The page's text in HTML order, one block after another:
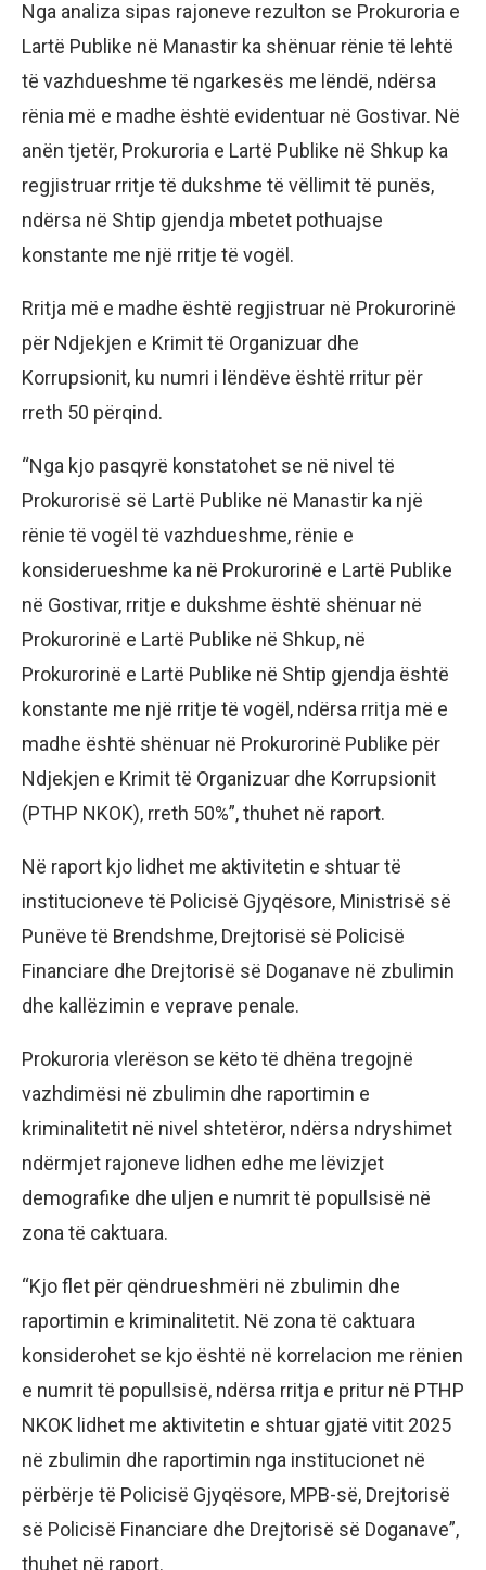
Nga analiza sipas rajoneve rezulton se Prokuroria e
Lartë Publike në Manastir ka shënuar rënie të lehtë
të vazhdueshme të ngarkesës me lëndë, ndërsa
rënia më e madhe është evidentuar në Gostivar. Në
anën tjetër, Prokuroria e Lartë Publike në Shkup ka
regjistruar rritje të dukshme të vëllimit të punës,
ndërsa në Shtip gjendja mbetet pothuajse
konstante me një rritje të vogël.
Rritja më e madhe është regjistruar në Prokurorinë
për Ndjekjen e Krimit të Organizuar dhe
Korrupsionit, ku numri i lëndëve është rritur për
rreth 50 përqind.
“Nga kjo pasqyrë konstatohet se në nivel të
Prokurorisë së Lartë Publike në Manastir ka një
rënie të vogël të vazhdueshme, rënie e
konsiderueshme ka në Prokurorinë e Lartë Publike
në Gostivar, rritje e dukshme është shënuar në
Prokurorinë e Lartë Publike në Shkup, në
Prokurorinë e Lartë Publike në Shtip gjendja është
konstante me një rritje të vogël, ndërsa rritja më e
madhe është shënuar në Prokurorinë Publike për
Ndjekjen e Krimit të Organizuar dhe Korrupsionit
(PTHP NKOK), rreth 50%”, thuhet në raport.
Në raport kjo lidhet me aktivitetin e shtuar të
institucioneve të Policisë Gjyqësore, Ministrisë së
Punëve të Brendshme, Drejtorisë së Policisë
Financiare dhe Drejtorisë së Doganave në zbulimin
dhe kallëzimin e veprave penale.
Prokuroria vlerëson se këto të dhëna tregojnë
vazhdimësi në zbulimin dhe raportimin e
kriminalitetit në nivel shtetëror, ndërsa ndryshimet
ndërmjet rajoneve lidhen edhe me lëvizjet
demografike dhe uljen e numrit të popullsisë në
zona të caktuara.
“Kjo flet për qëndrueshmëri në zbulimin dhe
raportimin e kriminalitetit. Në zona të caktuara
konsiderohet se kjo është në korrelacion me rënien
e numrit të popullsisë, ndërsa rritja e pritur në PTHP
NKOK lidhet me aktivitetin e shtuar gjatë vitit 2025
në zbulimin dhe raportimin nga institucionet në
përbërje të Policisë Gjyqësore, MPB-së, Drejtorisë
së Policisë Financiare dhe Drejtorisë së Doganave”,
thuhet në raport.